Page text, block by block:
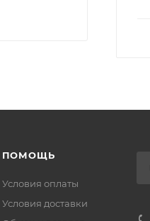
ПОМОЩЬ
Условия оплаты
Условия доставки